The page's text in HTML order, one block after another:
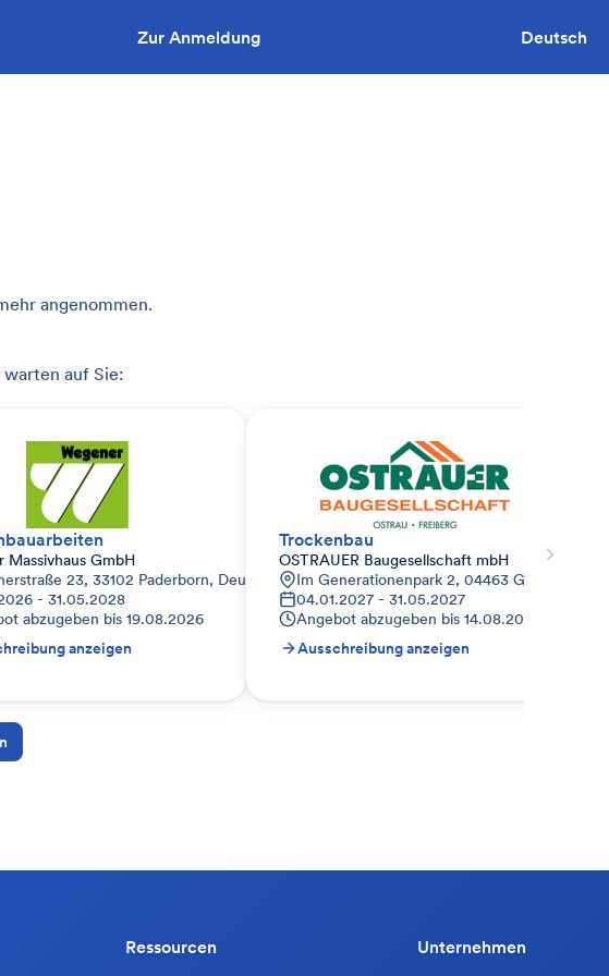
Zur Anmeldung Deutsch
angenommen.
auf Sie:
Massivhaus GmbH
23, 33102 Paderborn, Deutschland
- 31.05.2028
abzugeben bis 19.08.2026
anzeigen
Trockenbau
OSTRAUER Baugesellschaft mbH
Im Generationenpark 2, 04463 Großpösna,
04.01.2027 - 31.05.2027
Angebot abzugeben bis 14.08.2026
Ausschreibung anzeigen
Ressourcen Unternehmen